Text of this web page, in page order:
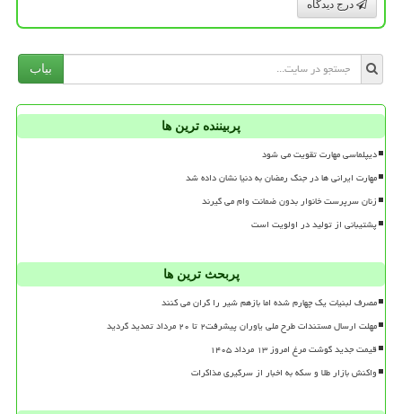
درج دیدگاه
بیاب
پربیننده ترین ها
دیپلماسی مهارت تقویت می شود
مهارت ایرانی ها در جنگ رمضان به دنیا نشان داده شد
زنان سرپرست خانوار بدون ضمانت وام می گیرند
پشتیبانی از تولید در اولویت است
پربحث ترین ها
مصرف لبنیات یک چهارم شده اما بازهم شیر را گران می کنند
مهلت ارسال مستندات طرح ملی یاوران پیشرفت۲ تا ۲۰ مرداد تمدید گردید
قیمت جدید گوشت مرغ امروز ۱۳ مرداد ۱۴۰۵
واکنش بازار طلا و سکه به اخبار از سرگیری مذاکرات